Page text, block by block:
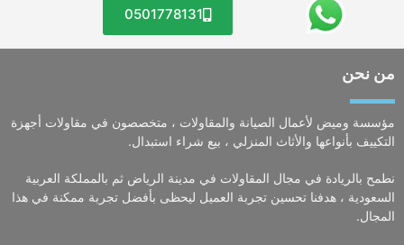
0501778131
من نحن
مؤسسة وميض لأعمال الصيانة والمقاولات ، متخصصون في مقاولات أجهزة
التكييف بأنواعها والأثاث المنزلي ، بيع شراء استبدال.
نطمح بالريادة في مجال المقاولات في مدينة الرياض ثم بالمملكة العربية
السعودية ، هدفنا تحسين تجربة العميل ليحظى بأفضل تجربة ممكنة في هذا
المجال.